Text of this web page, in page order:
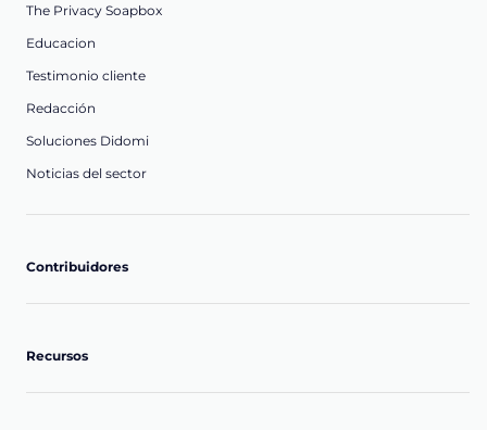
The Privacy Soapbox
Educacion
Testimonio cliente
Redacción
Soluciones Didomi
Noticias del sector
Contribuidores
Recursos